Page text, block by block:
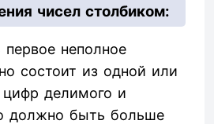
чисел столбиком:
первое неполное
состоит из одной или
цифр делимого и
должно быть больше